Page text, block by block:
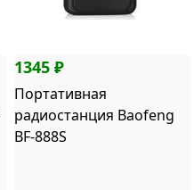
1345 ₽
Портативная
радиостанция Baofeng
BF-888S